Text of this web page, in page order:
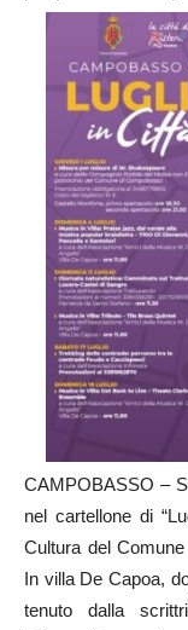
CAMPOBASSO –
nel cartellone di
Cultura del
In villa De Capoa,
tenuto dalla